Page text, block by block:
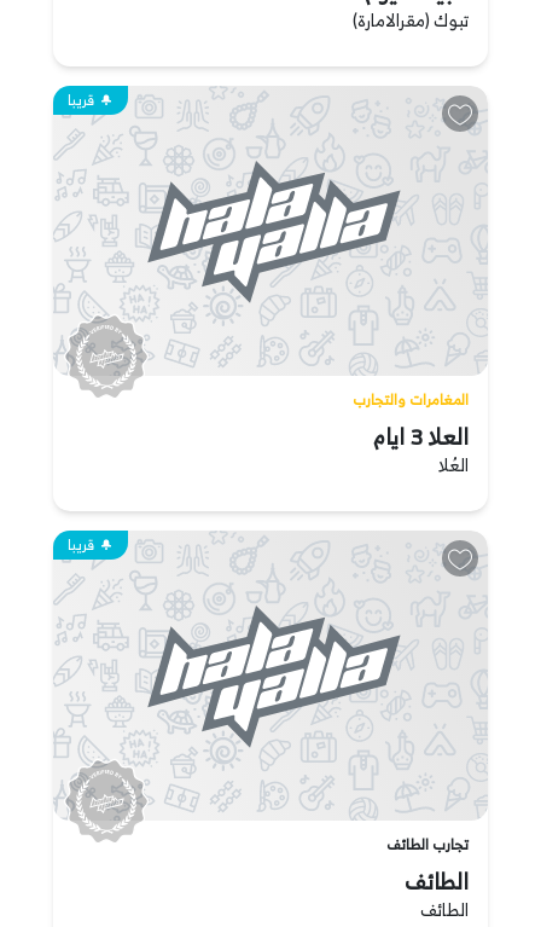
تبوك (مقرالامارة)
قريبا
المغامرات والتجارب
العلا 3 ايام
العُلا
قريبا
تجارب الطائف
الطائف
الطائف